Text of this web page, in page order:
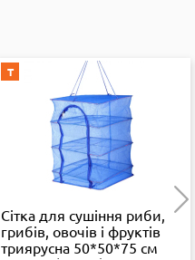
Т
Водяний автомат 868 2
кольори, кул., 15-34,5-4
см. 38315